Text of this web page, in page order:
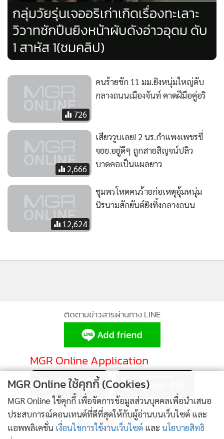
กลุ่มวัยรุ่นเจออริเก่าเกิดเรื่องทะเลาะ
วิวาทชักปืนยิงหน้าผับดังอ่าวอุดม ดับ
1 สาหัส 1(ชมคลิป)
726
คนร้ายชัก 11 มม.ยิงหนุ่มใหญ่ดับ
กลางถนนเมืองจันท์ คาดฝีมือคู่อริ
2,666
เสียววูบเลย! 2 นร.กำแพงเพชรขี่
จยย.อยู่ดีๆ ถูกสายสิญจน์ปลิว
บาดคอเป็นแผลยาว
12,624
ชุมพรโหดคนร้ายก่อเหตุอุ้มหนุ่ม
นิรนามสักยันต์ยิงทิ้งกลางถนน
ติดตามข่าวสารผ่านทาง LINE
MGR Online Application
ติดตาม MGR Online
MGR Online ใช้คุกกี้ (Cookies)
MGR Online ใช้คุกกี้ เพื่อจัดการข้อมูลส่วนบุคคลเพื่อนำเสนอ
ประสบการณ์คอนเทนต์ที่ดีที่สุดให้กับผู้อ่านบนเว็บไซต์ และ
แอพพลิเคชั่น เงื่อนไขการใช้งานเว็บไซต์ และ นโยบายสิทธิ